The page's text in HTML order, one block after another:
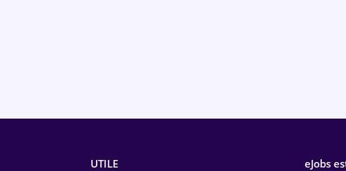
UTILE
eJobs